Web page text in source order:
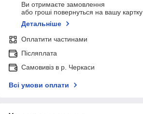
Ви отримаєте замовлення
або гроші повернуться на вашу картку
Детальніше
Оплатити частинами
Післяплата
Самовивіз в р. Черкаси
Всі умови оплати